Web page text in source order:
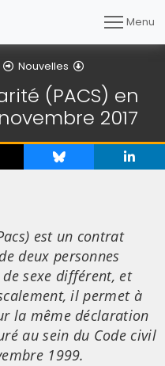
Menu
Nouvelles
(PACS) en
2017
est un contrat
deux personnes
sexe différent, et
il permet à
la même déclaration
au sein du Code civil
1999.